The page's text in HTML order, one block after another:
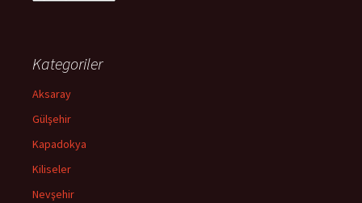
Kategoriler
Aksaray
Gülşehir
Kapadokya
Kiliseler
Nevşehir